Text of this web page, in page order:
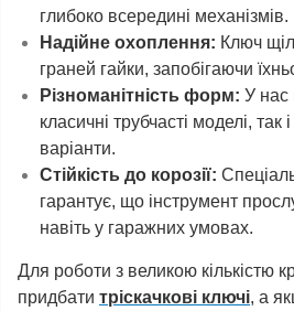
глибоко всередині механізмів.
Надійне охоплення: Ключ
граней гайки, запобігаючи
Різноманітність форм: У нас
класичні трубчасті моделі, так
варіанти.
Стійкість до корозії:
гарантує, що інструмент
навіть у гаражних умовах.
Для роботи з великою кількістю
придбати тріскачкові ключі, а